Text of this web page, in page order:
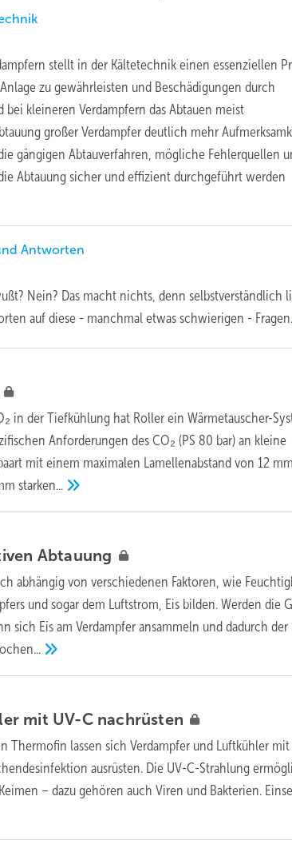
stellt in der Kältetechnik einen essenziellen
zu gewährleisten und Beschädigungen durch
bei kleineren Verdampfern das Abtauen meist
großer Verdampfer deutlich mehr
gängigen Abtauverfahren, mögliche Fehlerquellen
Abtauung sicher und effizient durchgeführt werden
Antworten
Nein? Das macht nichts, denn selbstverständlich
auf diese - manchmal etwas schwierigen - Fragen.
in der Tiefkühlung hat Roller ein Wärmetauscher-
Anforderungen des CO₂ (PS 80 bar) an kleine
mit einem maximalen Lamellenabstand von 12 mm
starken...
Abtauung
abhängig von verschiedenen Faktoren, wie
und sogar dem Luftstrom, Eis bilden. Werden die
sich Eis am Verdampfer ansammeln und dadurch der
mit UV-C nachrüsten
Thermofin lassen sich Verdampfer und Luftkühler mit
aus­rüsten. Die UV-C-Strahlung
– dazu gehören auch Viren und Bakterien.